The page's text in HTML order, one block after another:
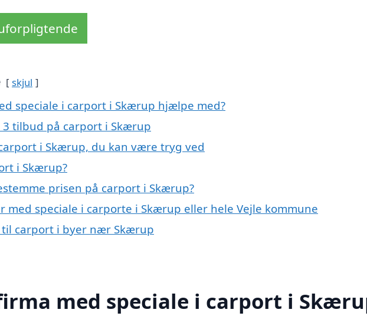
skjul
speciale i carport i Skærup hjælpe med?
tilbud på carport i Skærup
i Skærup, du kan være tryg ved
i Skærup?
prisen på carport i Skærup?
med speciale i carporte i Skærup eller hele Vejle kommune
til carport i byer nær Skærup
med speciale i carport i